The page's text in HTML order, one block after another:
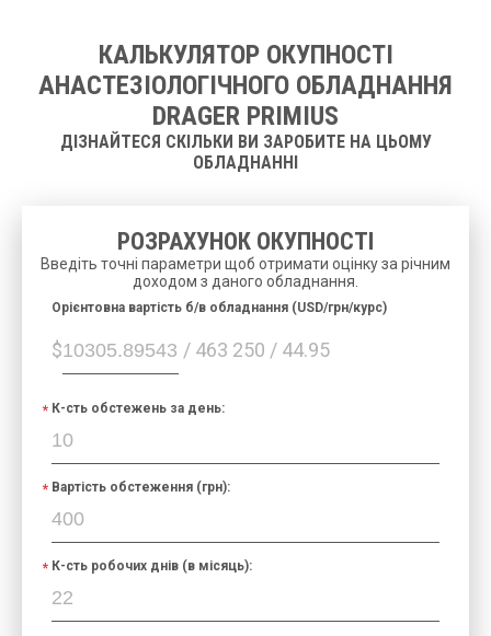
КАЛЬКУЛЯТОР ОКУПНОСТІ
АНАСТЕЗІОЛОГІЧНОГО ОБЛАДНАННЯ
DRAGER PRIMIUS
ДІЗНАЙТЕСЯ СКІЛЬКИ ВИ ЗАРОБИТЕ НА ЦЬОМУ
ОБЛАДНАННІ
РОЗРАХУНОК ОКУПНОСТІ
Введіть точні параметри щоб отримати оцінку за річним
доходом з даного обладнання.
$ / 463 250 / 44.95
Орієнтовна вартість б/в обладнання (USD/грн/курс)
К-сть обстежень за день:
Вартість обстеження (грн):
К-сть робочих днів (в місяць):